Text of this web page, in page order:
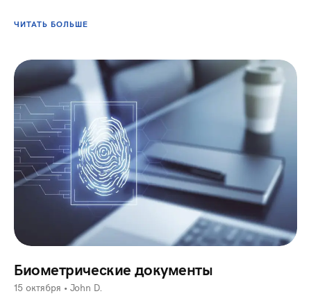
ЧИТАТЬ БОЛЬШЕ
Биометрические документы
15 октября •John D.